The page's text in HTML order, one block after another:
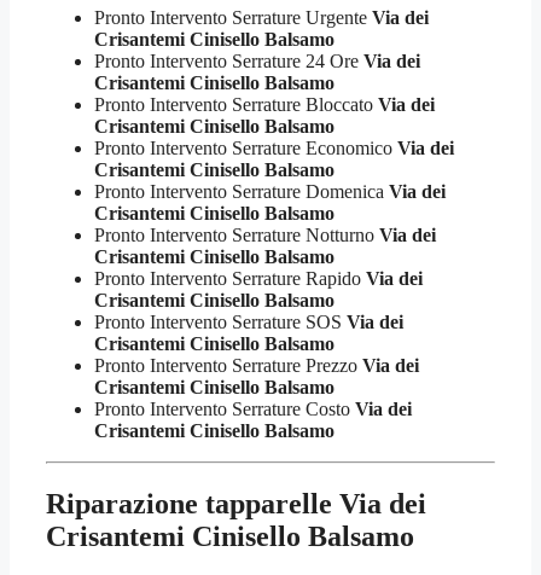
Pronto Intervento Serrature Urgente Via dei
Crisantemi Cinisello Balsamo
Pronto Intervento Serrature 24 Ore Via dei
Crisantemi Cinisello Balsamo
Pronto Intervento Serrature Bloccato Via dei
Crisantemi Cinisello Balsamo
Pronto Intervento Serrature Economico Via dei
Crisantemi Cinisello Balsamo
Pronto Intervento Serrature Domenica Via dei
Crisantemi Cinisello Balsamo
Pronto Intervento Serrature Notturno Via dei
Crisantemi Cinisello Balsamo
Pronto Intervento Serrature Rapido Via dei
Crisantemi Cinisello Balsamo
Pronto Intervento Serrature SOS Via dei
Crisantemi Cinisello Balsamo
Pronto Intervento Serrature Prezzo Via dei
Crisantemi Cinisello Balsamo
Pronto Intervento Serrature Costo Via dei
Crisantemi Cinisello Balsamo
Riparazione tapparelle Via dei
Crisantemi Cinisello Balsamo